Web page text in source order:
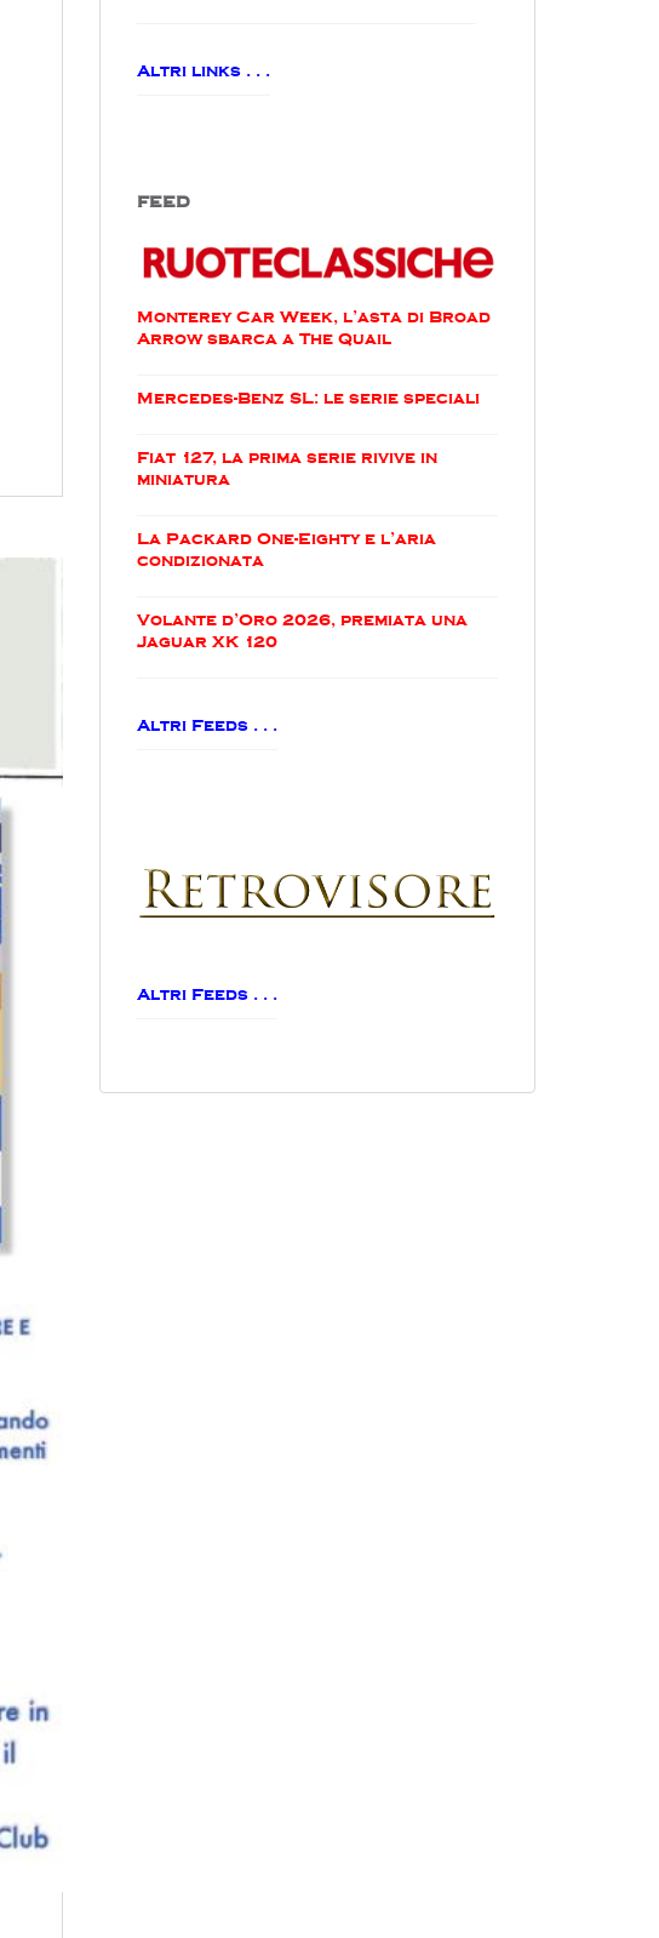
Altri links . . .
FEED
Monterey Car Week, l’asta di Broad
Arrow sbarca a The Quail
Mercedes-Benz SL: le serie speciali
Fiat 127, la prima serie rivive in
miniatura
La Packard One-Eighty e l’aria
condizionata
Volante d’Oro 2026, premiata una
Jaguar XK 120
Altri Feeds . . .
Altri Feeds . . .